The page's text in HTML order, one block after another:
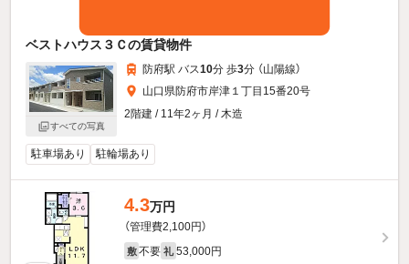
ベストハウス３Ｃの賃貸物件
すべての写真
防府駅 バス10分 歩3分 （山陽線）
山口県防府市岸津１丁目15番20号
2階建 / 11年2ヶ月 / 木造
駐車場あり 駐輪場あり
4.3万円
（管理費2,100円）
敷 不要 礼 53,000円